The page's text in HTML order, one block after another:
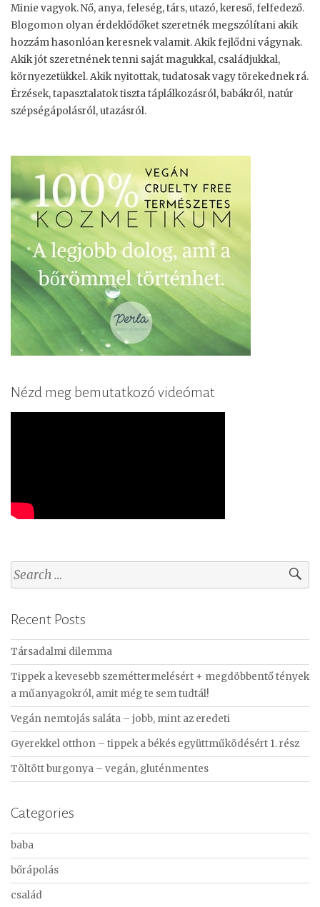
n
m
e
n
t
Minie vagyok. Nő, anya, feleség, társ, utazó, kereső, felfedező.
Blogomon olyan érdeklődőket szeretnék megszólítani akik
hozzám hasonlóan keresnek valamit. Akik fejlődni vágynak.
Akik jót szeretnének tenni saját magukkal, családjukkal,
környezetükkel. Akik nyitottak, tudatosak vagy törekednek rá.
Érzések, tapasztalatok tiszta táplálkozásról, babákról, natúr
szépségápolásról, utazásról.
Nézd meg bemutatkozó videómat
S
e
r
c
h
f
o
r
:
Recent Posts
Társadalmi dilemma
Tippek a kevesebb szeméttermelésért + megdöbbentő tények
a műanyagokról, amit még te sem tudtál!
Vegán nemtojás saláta – jobb, mint az eredeti
Gyerekkel otthon – tippek a békés együttműködésért 1. rész
Töltött burgonya – vegán, gluténmentes
Categories
baba
bőrápolás
család